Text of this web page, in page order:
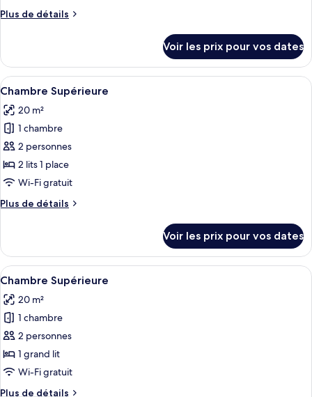
chambre :
Plus de détails
Plus
le
type
de
Chambre
Supérieure
Voir les prix pour vos dates
Afficher
toutes
les
photos
pour
ce
type
chambre :
Une chambre d’hôtel avec deux lits,
2
Chambre Supérieure
20 m²
1 chambre
2 personnes
2 lits 1 place
Wi-Fi gratuit
Plus de détails
Plus
le
type
de
Chambre
Supérieure
Voir les prix pour vos dates
Afficher
toutes
les
photos
pour
ce
type
Minibar, coffres-forts dans les
2
Chambre Supérieure
20 m²
1 chambre
2 personnes
1 grand lit
Wi-Fi gratuit
Plus de détails
Plus